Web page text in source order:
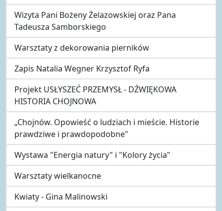
Wizyta Pani Bożeny Żelazowskiej oraz Pana
Tadeusza Samborskiego
Warsztaty z dekorowania pierników
Zapis Natalia Wegner Krzysztof Ryfa
Projekt USŁYSZEĆ PRZEMYSŁ - DŹWIĘKOWA
HISTORIA CHOJNOWA
„Chojnów. Opowieść o ludziach i mieście. Historie
prawdziwe i prawdopodobne"
Wystawa "Energia natury" i "Kolory życia"
Warsztaty wielkanocne
Kwiaty - Gina Malinowski